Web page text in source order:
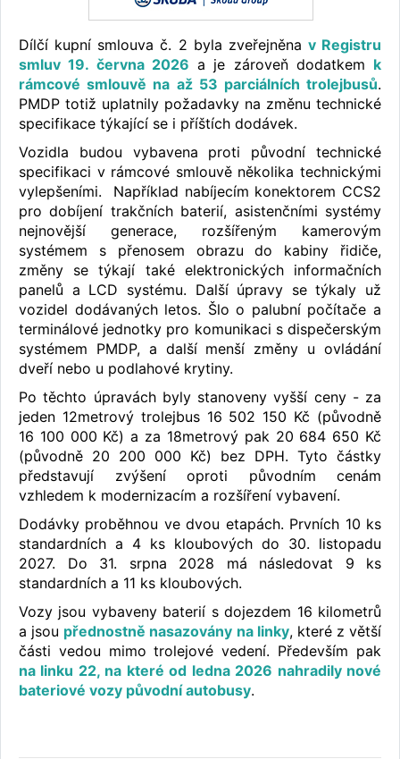
Dílčí kupní smlouva č. 2 byla zveřejněna v Registru
smluv 19. června 2026 a je zároveň dodatkem k
rámcové smlouvě na až 53 parciálních trolejbusů.
PMDP totiž uplatnily požadavky na změnu technické
specifikace týkající se i příštích dodávek.
Vozidla budou vybavena proti původní technické
specifikaci v rámcové smlouvě několika technickými
vylepšeními. Například nabíjecím konektorem CCS2
pro dobíjení trakčních baterií, asistenčními systémy
nejnovější generace, rozšířeným kamerovým
systémem s přenosem obrazu do kabiny řidiče,
změny se týkají také elektronických informačních
panelů a LCD systému. Další úpravy se týkaly už
vozidel dodávaných letos. Šlo o palubní počítače a
terminálové jednotky pro komunikaci s dispečerským
systémem PMDP, a další menší změny u ovládání
dveří nebo u podlahové krytiny.
Po těchto úpravách byly stanoveny vyšší ceny - za
jeden 12metrový trolejbus 16 502 150 Kč (původně
16 100 000 Kč) a za 18metrový pak 20 684 650 Kč
(původně 20 200 000 Kč) bez DPH. Tyto částky
představují zvýšení oproti původním cenám
vzhledem k modernizacím a rozšíření vybavení.
Dodávky proběhnou ve dvou etapách. Prvních 10 ks
standardních a 4 ks kloubových do 30. listopadu
2027. Do 31. srpna 2028 má následovat 9 ks
standardních a 11 ks kloubových.
Vozy jsou vybaveny baterií s dojezdem 16 kilometrů
a jsou přednostně nasazovány na linky, které z větší
části vedou mimo trolejové vedení. Především pak
na linku 22, na které od ledna 2026 nahradily nové
bateriové vozy původní autobusy.